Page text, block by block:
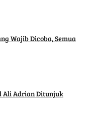
Wajib Dicoba, Semua
Ali Adrian Ditunjuk